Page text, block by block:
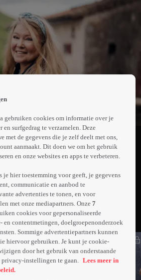
een B&B (bed and breakfast)
op zoek naar de liefde van hun
partner durft over de grens te
van deze eigenaren
op Videoland
Trailer
Meer
gebruiken cookies om informatie over je
en surfgedrag te verzamelen. Deze
met de gegevens die je zelf deelt met ons,
aanmaakt. Dit doen we om het gebruik
en onze websites en apps te verbeteren.
je hier toestemming voor geeft, je gegevens
communicatie en aanbod te
advertenties te tonen, en voor
met onze mediapartners. Onze7
cookies voor gepersonaliseerde
en contentmetingen, doelgroepenonderzoek
Sommige advertentiepartners kunnen
hiervoor gebruiken. Je kunt je cookie-
door het gebruik van onderstaande
privacy-instellingen te gaan. Lees meer in